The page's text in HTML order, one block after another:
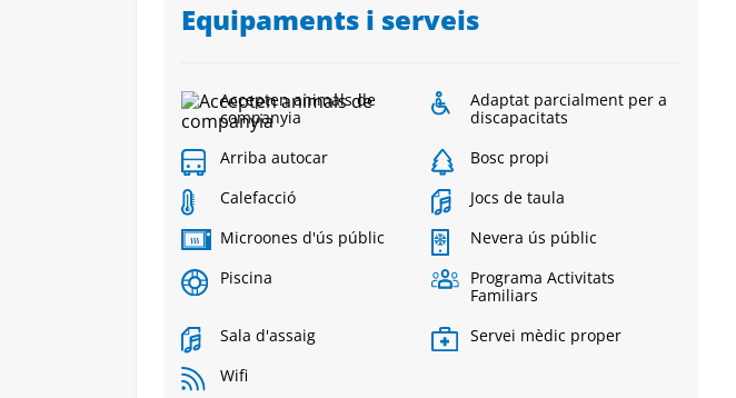
Equipaments i serveis
Accepten animals de
companyia
Adaptat parcialment per a
discapacitats
Arriba autocar
Bosc propi
Calefacció
Jocs de taula
Microones d'ús públic
Nevera ús públic
Piscina
Programa Activitats
Familiars
Sala d'assaig
Servei mèdic proper
Wifi